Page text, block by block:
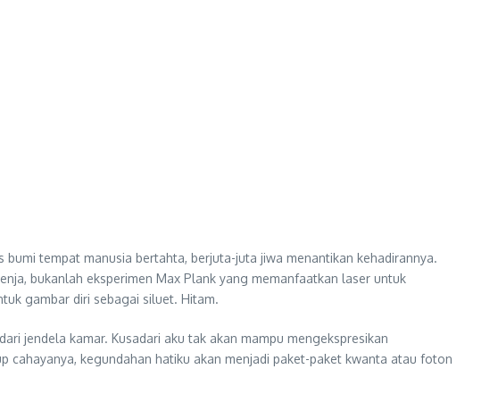
tempat manusia bertahta, berjuta-juta jiwa menantikan kehadirannya.
bukanlah eksperimen Max Plank yang memanfaatkan laser untuk
gambar diri sebagai siluet. Hitam.
jendela kamar. Kusadari aku tak akan mampu mengekspresikan
cahayanya, kegundahan hatiku akan menjadi paket-paket kwanta atau foton